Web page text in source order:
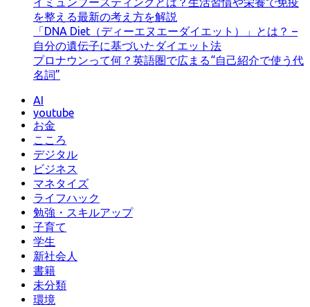
を整える最新の考え方を解説
「DNA Diet（ディーエヌエーダイエット）」とは？ –
自分の遺伝子に基づいたダイエット法
プロナウンって何？英語圏で広まる“自己紹介で使う代
名詞”
AI
youtube
お金
こころ
デジタル
ビジネス
マネタイズ
ライフハック
勉強・スキルアップ
子育て
学生
新社会人
書籍
未分類
環境